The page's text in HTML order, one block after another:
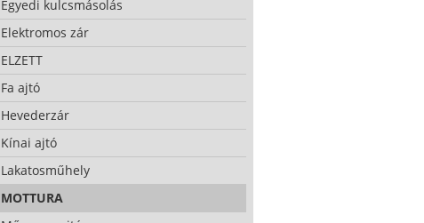
Egyedi kulcsmásolás
Elektromos zár
ELZETT
Fa ajtó
Hevederzár
Kínai ajtó
Lakatosműhely
MOTTURA